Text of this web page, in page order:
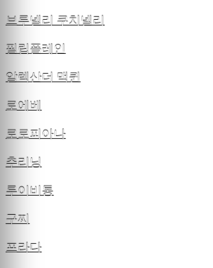
브루넬리 쿠치넬리
필립플레인
알렉산더 맥퀸
로에베
로로피아나
추리닝
루이비통
구찌
프라다